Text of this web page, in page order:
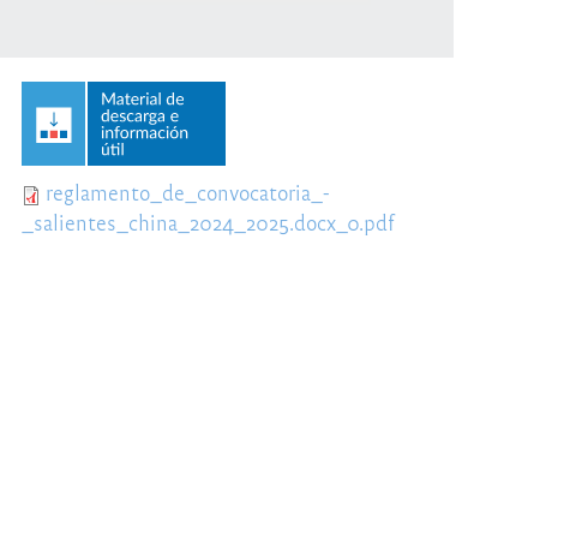
reglamento_de_convocatoria_-
_salientes_china_2024_2025.docx_0.pdf